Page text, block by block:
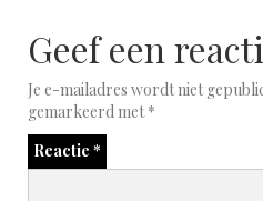
Geef een
Je e-mailadres wordt niet
gemarkeerd met*
Reactie *